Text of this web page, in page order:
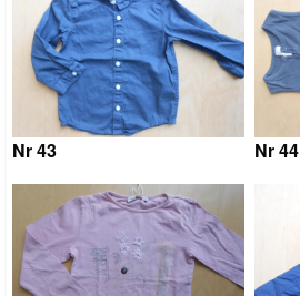
Nr 43 Nr 44